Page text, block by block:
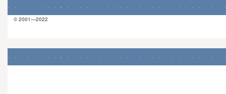
© 2001—2022